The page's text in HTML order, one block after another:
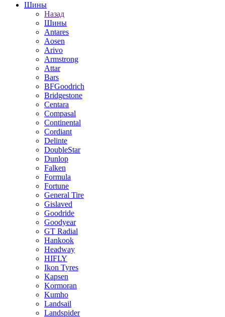
Шины
Назад
Шины
Antares
Aosen
Arivo
Armstrong
Attar
Bars
BFGoodrich
Bridgestone
Centara
Compasal
Continental
Cordiant
Delinte
DoubleStar
Dunlop
Falken
Formula
Fortune
General Tire
Gislaved
Goodride
Goodyear
GT Radial
Hankook
Headway
HIFLY
Ikon Tyres
Kapsen
Kormoran
Kumho
Landsail
Landspider